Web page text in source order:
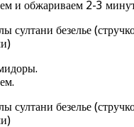
и обжариваем 2-3